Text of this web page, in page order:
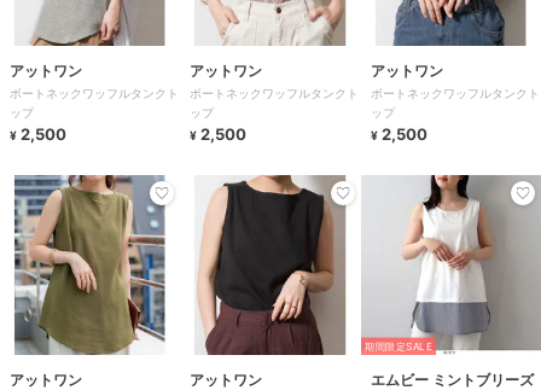
アットワン
ボートネックワッフルタンクト
ップ
¥ 2,500
アットワン
ボートネックワッフルタンクト
ップ
¥ 2,500
アットワン
ボートネックワッフルタンクト
ップ
¥ 2,500
アットワン アットワン
期間限定SALE
エムビー ミントブリーズ